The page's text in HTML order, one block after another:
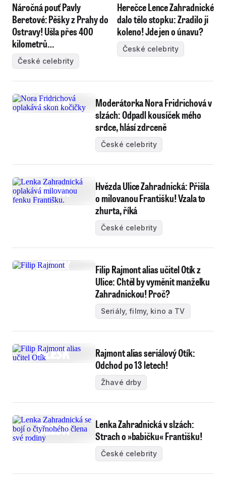
Náročná pouť Pavly
Beretové: Pěšky z Prahy do
Ostravy! Ušla přes 400
kilometrů…
České celebrity
Herečce Lence Zahradnické
dalo tělo stopku: Zradilo ji
koleno! Jde jen o únavu?
České celebrity
Moderátorka Nora Fridrichová v
slzách: Odpadl kousíček mého
srdce, hlásí zdrceně
České celebrity
Hvězda Ulice Zahradnická: Přišla
o milovanou Františku! Vzala to
zhurta, říká
České celebrity
Filip Rajmont alias učitel Otík z
Ulice: Chtěl by vyměnit manželku
Zahradnickou! Proč?
Seriály, filmy, kino a TV
Rajmont alias seriálový Otík:
Odchod po 13 letech!
Žhavé drby
Lenka Zahradnická v slzách:
Strach o »babičku« Františku!
České celebrity